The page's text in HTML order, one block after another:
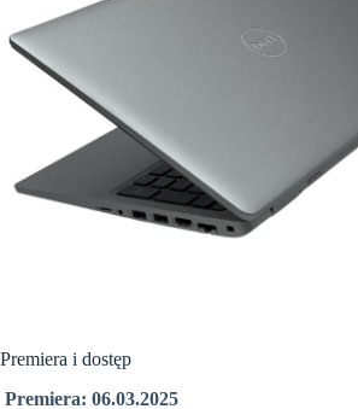
Premiera i dostęp
Premiera: 06.03.2025